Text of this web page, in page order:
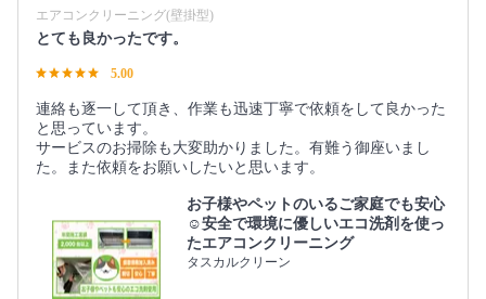
エアコンクリーニング(壁掛型)
とても良かったです。
5.00
連絡も逐一して頂き、作業も迅速丁寧で依頼をして良かった
と思っています。
サービスのお掃除も大変助かりました。有難う御座いまし
た。また依頼をお願いしたいと思います。
お子様やペットのいるご家庭でも安心
☺️安全で環境に優しいエコ洗剤を使っ
たエアコンクリーニング
タスカルクリーン